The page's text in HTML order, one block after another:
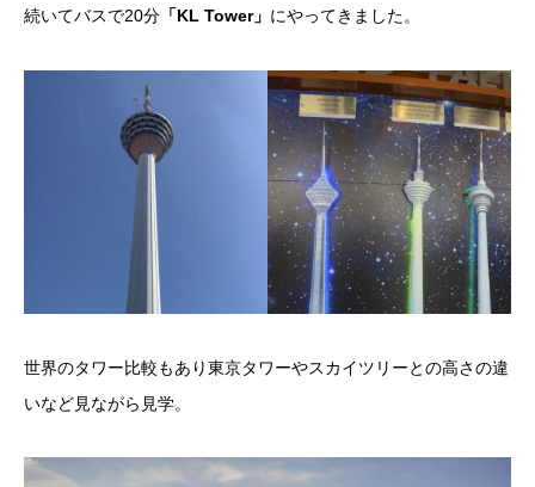
続いてバスで20分 「KL Tower」 にやってきました。
世界のタワー比較もあり東京タワーやスカイツリーとの高さの違
いなど見ながら見学。